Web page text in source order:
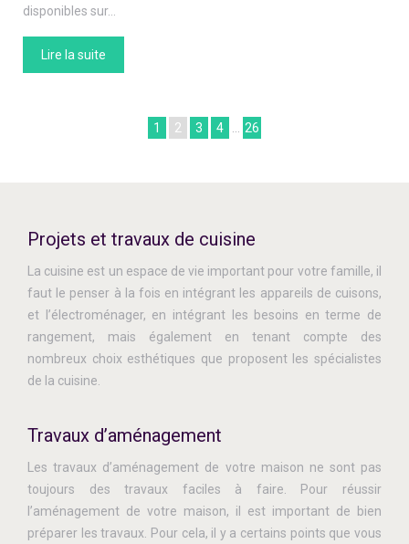
disponibles sur…
Lire la suite
1 2 3 4 26
Projets et travaux de cuisine
La cuisine est un espace de vie important pour votre famille, il
faut le penser à la fois en intégrant les appareils de cuisons,
et l’électroménager, en intégrant les besoins en terme de
rangement, mais également en tenant compte des
nombreux choix esthétiques que proposent les spécialistes
de la cuisine.
Travaux d’aménagement
Les travaux d’aménagement de votre maison ne sont pas
toujours des travaux faciles à faire. Pour réussir
l’aménagement de votre maison, il est important de bien
préparer les travaux. Pour cela, il y a certains points que vous